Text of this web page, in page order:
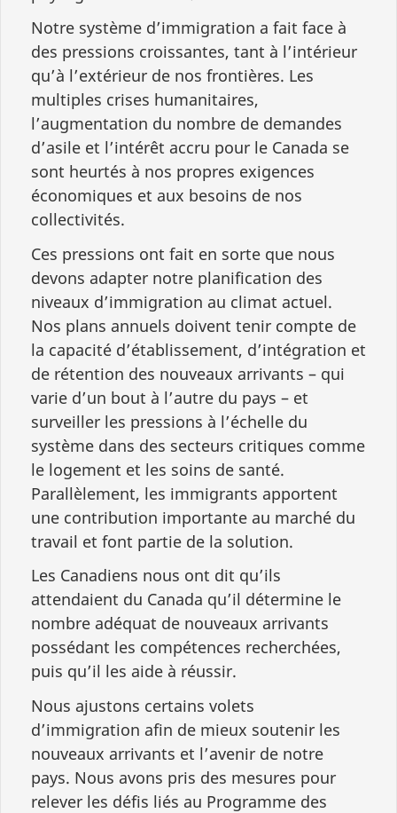
Notre système d’immigration a fait face à
des pressions croissantes, tant à l’intérieur
qu’à l’extérieur de nos frontières. Les
multiples crises humanitaires,
l’augmentation du nombre de demandes
d’asile et l’intérêt accru pour le Canada se
sont heurtés à nos propres exigences
économiques et aux besoins de nos
collectivités.
Ces pressions ont fait en sorte que nous
devons adapter notre planification des
niveaux d’immigration au climat actuel.
Nos plans annuels doivent tenir compte de
la capacité d’établissement, d’intégration et
de rétention des nouveaux arrivants – qui
varie d’un bout à l’autre du pays – et
surveiller les pressions à l’échelle du
système dans des secteurs critiques comme
le logement et les soins de santé.
Parallèlement, les immigrants apportent
une contribution importante au marché du
travail et font partie de la solution.
Les Canadiens nous ont dit qu’ils
attendaient du Canada qu’il détermine le
nombre adéquat de nouveaux arrivants
possédant les compétences recherchées,
puis qu’il les aide à réussir.
Nous ajustons certains volets
d’immigration afin de mieux soutenir les
nouveaux arrivants et l’avenir de notre
pays. Nous avons pris des mesures pour
relever les défis liés au Programme des